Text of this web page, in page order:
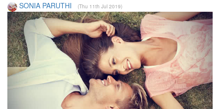
SONIA PARUTHI (Thu 11th Jul 2019)